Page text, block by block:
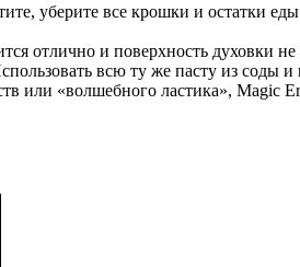
уберите все крошки и остатки
отлично и поверхность духовки не
всю ту же пасту из соды и
«волшебного ластика», Magic